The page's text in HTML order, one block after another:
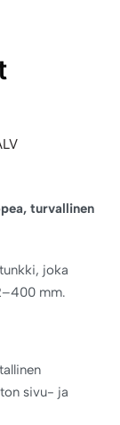
turvallinen
joka
mm.
sivu- ja